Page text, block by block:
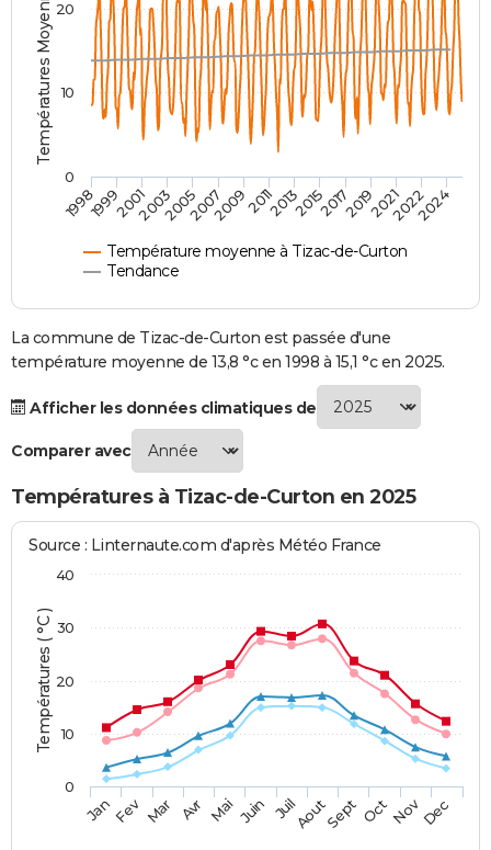
Destinations
City break
Voyage nature
Voyage de noces
Forum
Climat
PHOTO
GUIDES D'ACHAT
BONS PLANS
CARTE DE VOEUX
Carte de Noël
Carte Bonne année
Carte Saint-Valentin
Carte Pâques
Carte d'anniversaire
DICTIONNAIRE
PROGRAMME TV
S'inscrire
Se connecter
Lycées
Collèges
Primaires
Universités
Entreprises
Service militaire
Avis de recherche
AVIS DE DÉCÈS
Températures Moyennes ( °C )
Température moyenne à Tizac-de-Curton
Tendance
199819992001200320052007200920112013201520172019202120222024
0
10
20
La commune de Tizac-de-Curton est passée d'une
température moyenne de 13,8 °c en 1998 à 15,1 °c en 2025.
Afficher les données climatiques de
Comparer avec
Températures à Tizac-de-Curton en 2025
Températures ( °C )
Source : Linternaute.com d'après Météo France
JanFev Mar Avr Mai Juin JuilAoutSept OctNovDec
0
10
20
30
40